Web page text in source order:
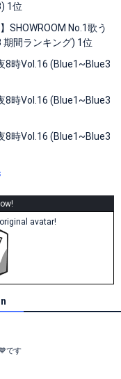
1位
SHOWROOM No.1歌う
期間ランキング) 1位
8時Vol.16 (Blue1~Blue3
8時Vol.16 (Blue1~Blue3
8時Vol.16 (Blue1~Blue3
avatar!
です